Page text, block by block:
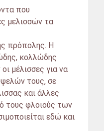
που
μελισσών τα
πρόπολης. Η
κολλώδης
μέλισσες για να
τους, σε
και άλλες
τους φλοιούς των
εδώ και